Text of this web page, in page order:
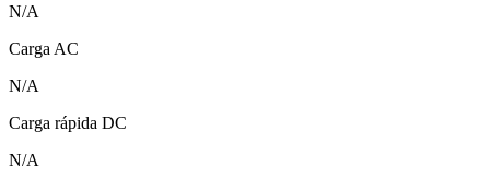
N/A
Carga AC
N/A
Carga rápida DC
N/A